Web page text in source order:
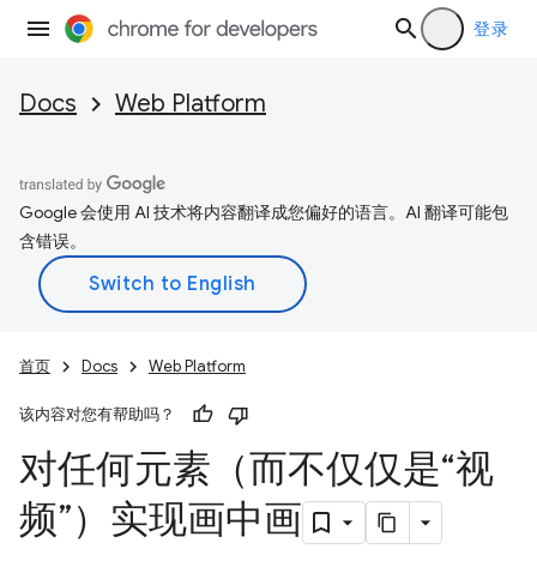
登录
Docs Web Platform
Google 会使用 AI 技术将内容翻译成您偏好的语言。AI 翻译可能包
含错误。
首页 Docs Web Platform
该内容对您有帮助吗？
对任何元素（而不仅仅是“视
频”）实现画中画